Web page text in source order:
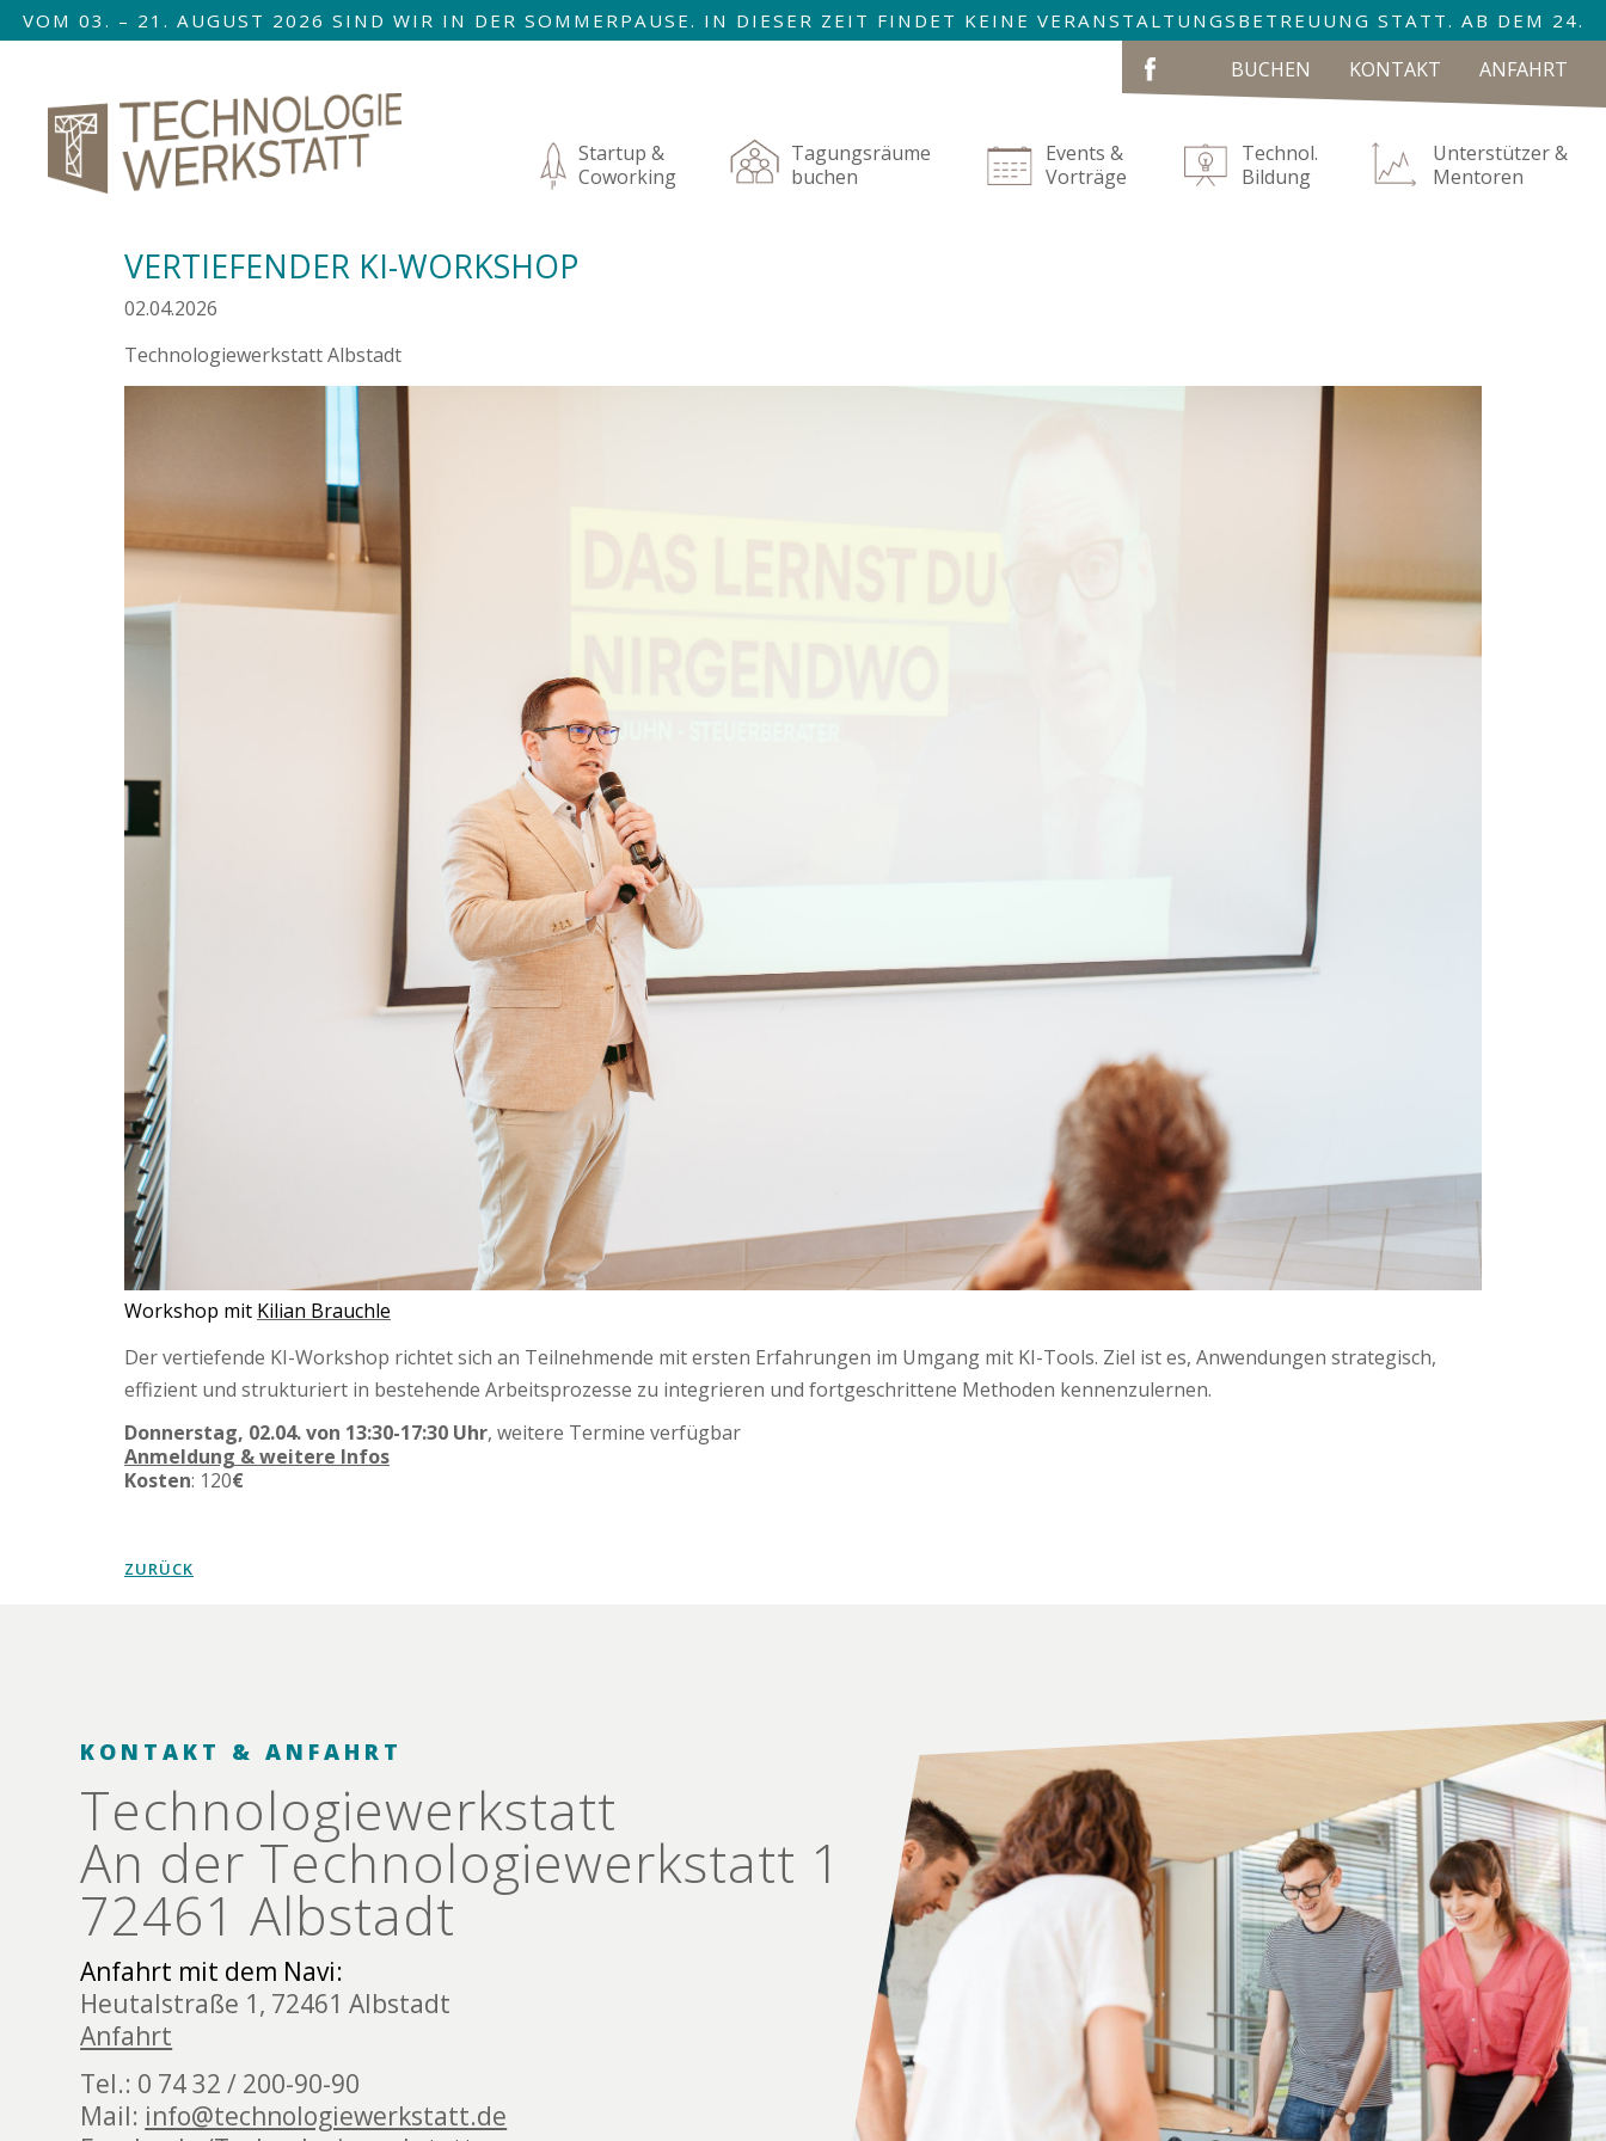
VOM 03. – 21. AUGUST 2026 SIND WIR IN DER SOMMERPAUSE. IN DIESER ZEIT FINDET KEINE VERANSTALTUNGSBETREUUNG STATT. AB DEM 24.
NAVIGATION
ÜBERSPRINGEN
ANFAHRT
KONTAKT
BUCHEN
Startup &
Coworking
Tagungsräume
buchen
Events &
Vorträge
Technol.
Bildung
Unterstützer &
Mentoren
VERTIEFENDER KI-WORKSHOP
02.04.2026
Technologiewerkstatt Albstadt
Workshop mit Kilian Brauchle
Der vertiefende KI-Workshop richtet sich an Teilnehmende mit ersten Erfahrungen im Umgang mit KI-Tools. Ziel ist es, Anwendungen strategisch,
effizient und strukturiert in bestehende Arbeitsprozesse zu integrieren und fortgeschrittene Methoden kennenzulernen.
Donnerstag, 02.04. von 13:30-17:30 Uhr, weitere Termine verfügbar
Anmeldung & weitere Infos
Kosten: 120€
ZURÜCK
KONTAKT & ANFAHRT
Technologie­werkstatt
An der Technologie­werkstatt 1
72461 Albstadt
Anfahrt mit dem Navi:
Heutalstraße 1, 72461 Albstadt
Anfahrt
Tel.: 0 74 32 / 200-90-90
Mail: info@technologiewerkstatt.de